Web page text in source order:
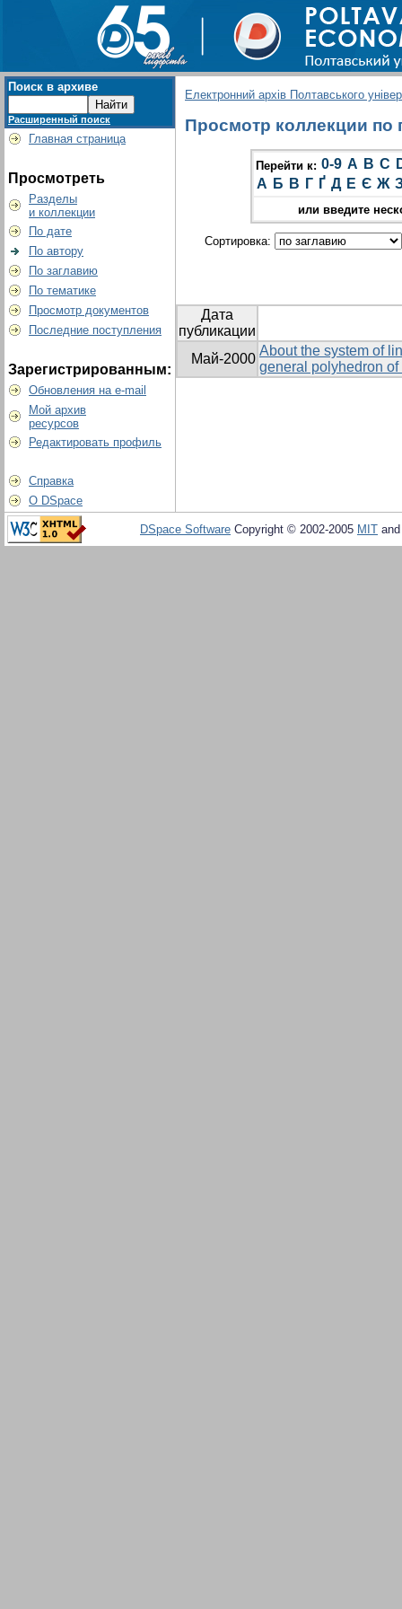
Поиск в архиве
Расширенный поиск
Главная страница
Просмотреть
Разделы
и коллекции
По дате
По автору
По заглавию
По тематике
Просмотр документов
Последние поступления
Зарегистрированным:
Обновления на e-mail
Мой архив
ресурсов
Редактировать профиль
Справка
О DSpace
Електронний архів Полтавського
Просмотр коллекции по
Перейти к: 0-9 A B C
А Б В Г Ґ Д Е Є Ж
или введите
Сортировка:
Дата
публикации
Май-2000
About the system of
general polyhedron
DSpace Software Copyright © 2002-2005 MIT